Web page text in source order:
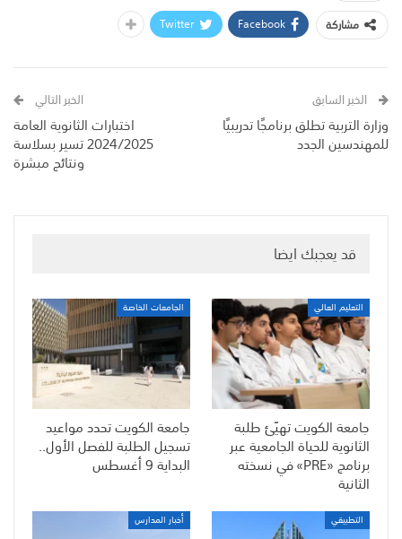
مشاركة
Facebook
Twitter
الخبر السابق
وزارة التربية تطلق برنامجًا تدريبيًا
للمهندسين الجدد
الخبر التالي
اختبارات الثانوية العامة
2024/2025 تسير بسلاسة
ونتائج مبشرة
قد يعجبك ايضا
التعليم العالي
جامعة الكويت تهيّئ طلبة
الثانوية للحياة الجامعية عبر
برنامج «PRE» في نسخته
الثانية
الجامعات الخاصة
جامعة الكويت تحدد مواعيد
تسجيل الطلبة للفصل الأول..
البداية 9 أغسطس
التطبيقي أخبار المدارس